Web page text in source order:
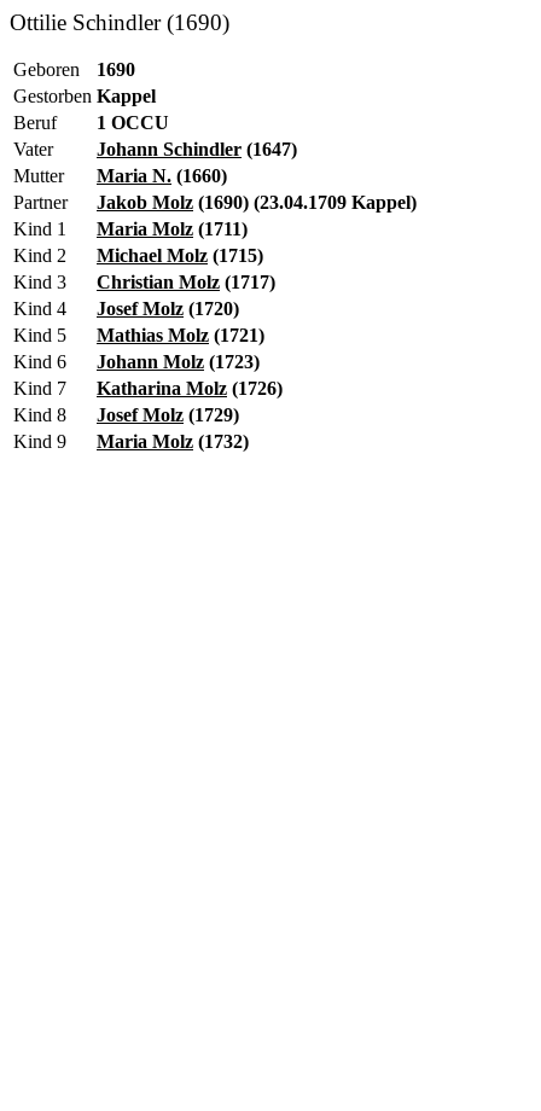
Ottilie Schindler (1690)
Geboren
1690
Gestorben Kappel
Beruf
1 OCCU
Vater
Johann Schindler (1647)
Mutter
Maria N. (1660)
Partner
Jakob Molz (1690) (23.04.1709 Kappel)
Kind 1
Maria Molz (1711)
Kind 2
Michael Molz (1715)
Kind 3
Christian Molz (1717)
Kind 4
Josef Molz (1720)
Kind 5
Mathias Molz (1721)
Kind 6
Johann Molz (1723)
Kind 7
Katharina Molz (1726)
Kind 8
Josef Molz (1729)
Kind 9
Maria Molz (1732)